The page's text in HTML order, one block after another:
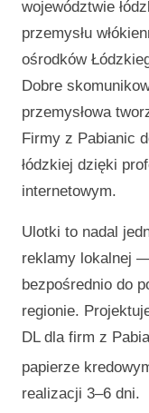
województwie
przemysłu
ośrodków
Dobre
przemysłowa
Firmy z Pabianic
łódzkiej dzięki
internetowym.
Ulotki to nadal
reklamy lokalnej
bezpośrednio do
regionie.
DL dla firm z
papierze
realizacji 3–6 dni.